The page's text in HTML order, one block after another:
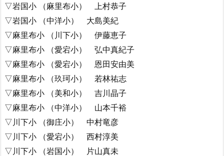
▽岩国小 （麻里布小） 上村恭子
▽岩国小 （中洋小） 大島美紀
▽麻里布小 （川下小） 伊藤恵子
▽麻里布小 （愛宕小） 弘中真紀子
▽麻里布小 （愛宕小） 恩田安由美
▽麻里布小 （玖珂小） 若林祐志
▽麻里布小 （美和小） 吉川晶子
▽麻里布小 （中洋小） 山本千裕
▽川下小 （御庄小） 中村竜彦
▽川下小 （愛宕小） 西村淳美
▽川下小 （岩国小） 片山真未